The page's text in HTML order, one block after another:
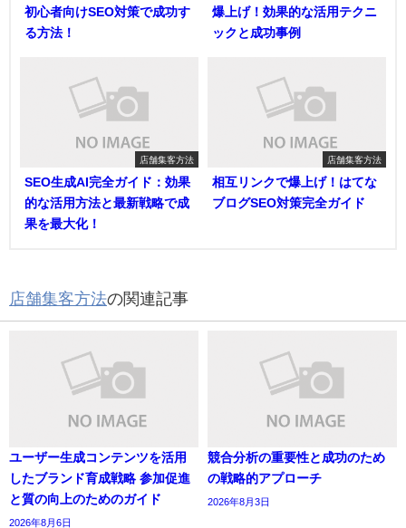
初心者向けSEO対策で成功す
る方法！
爆上げ！効果的な活用テクニ
ックと成功事例
店舗集客方法
SEO生成AI完全ガイド：効果
的な活用方法と最新戦略で成
果を最大化！
店舗集客方法
相互リンクで爆上げ！はてな
ブログSEO対策完全ガイド
店舗集客方法の関連記事
ユーザー生成コンテンツを活用
したブランド育成戦略 参加促進
と質の向上のためのガイド
2026年8月6日
競合分析の重要性と成功のため
の戦略的アプローチ
2026年8月3日